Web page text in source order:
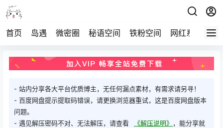
首页 岛遇 微密圈 秘语空间 铁粉空间 网红系列 打
- 站内分享各大平台优质博主，无任何漏点素材，有需求请另寻！
- 百度网盘提示提取码错误，请更换浏览器重试，这是百度网盘版本
问题。
- 遇见解压密码不对、无法解压，请查看
《解压说明》 ，能分享就